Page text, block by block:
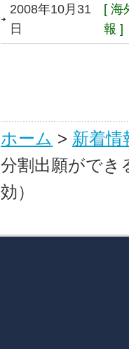
2008年10月31
日
[ 海
報 ]
ホーム > 新着情
分割出願ができ
効）